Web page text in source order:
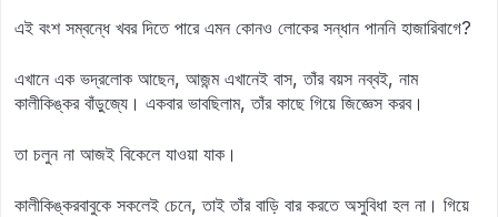
এই বংশ সম্বন্ধে খবর দিতে পারে এমন কোনও লোকের সন্ধান পাননি হাজারিবাগে?
এখানে এক ভদ্রলোক আছেন, আজন্ম এখানেই বাস, তাঁর বয়স নব্বই, নাম
কালীকিঙ্কর বাঁড়ুজ্যে। একবার ভাবছিলাম, তাঁর কাছে গিয়ে জিজ্ঞেস করব।
তা চলুন না আজই বিকেলে যাওয়া যাক।
কালীকিঙ্করবাবুকে সকলেই চেনে, তাই তাঁর বাড়ি বার করতে অসুবিধা হল না। গিয়ে